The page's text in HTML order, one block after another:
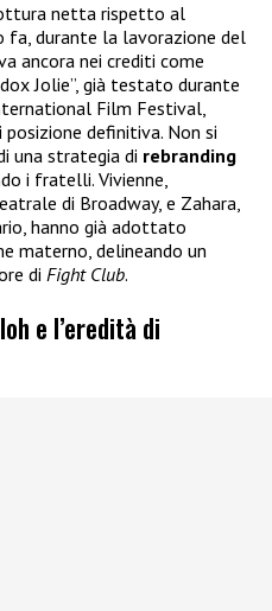
netta rispetto al
fa, durante la lavorazione del
ancora nei crediti come
Jolie”, già testato durante
Film Festival,
posizione definitiva. Non si
una strategia di rebranding
i fratelli. Vivienne,
di Broadway, e Zahara,
hanno già adottato
materno, delineando un
di Fight Club.
e l’eredità di